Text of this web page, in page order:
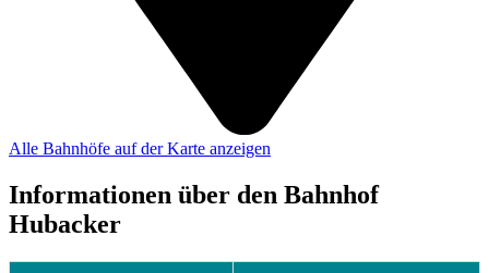
Alle Bahnhöfe auf der Karte anzeigen
Informationen über den Bahnhof
Hubacker